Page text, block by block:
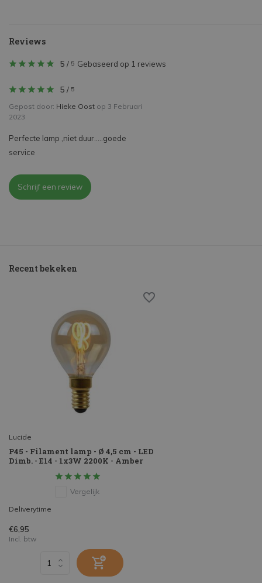
Reviews
5 / 5 Gebaseerd op 1 reviews
5 / 5
Gepost door: Hieke Oost op 3 Februari
2023
Perfecte lamp ,niet duur.....goede
service
Schrijf een review
Recent bekeken
Lucide
P45 - Filament lamp - Ø 4,5 cm - LED
Dimb. - E14 - 1x3W 2200K - Amber
Vergelijk
Deliverytime
€6,95
Incl. btw